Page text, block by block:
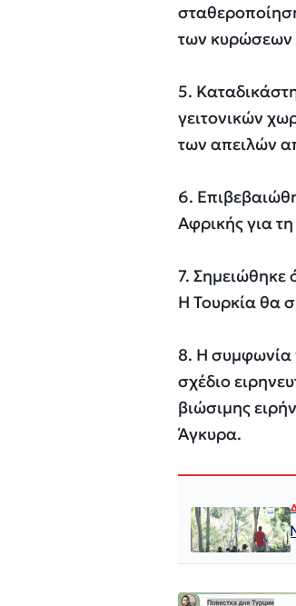
των κυρώσεων
5.
γειτονικών
των απειλών
6.
Αφρικής για
7. Σημειώθηκε
Η Τουρκία θα
8. Η συμφωνία
σχέδιο
βιώσιμης
Άγκυρα.